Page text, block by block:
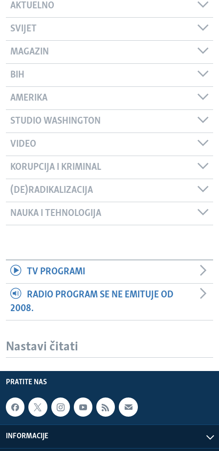
AKTUELNO
SVIJET
MAGAZIN
BIH
AMERIKA
STUDIO WASHINGTON
VIDEO
KORUPCIJA I KRIMINAL
(DE)RADIKALIZACIJA
NAUKA I TEHNOLOGIJA
TV PROGRAMI
RADIO PROGRAM SE NE EMITUJE OD
2008.
Nastavi čitati
PRATITE NAS
INFORMACIJE